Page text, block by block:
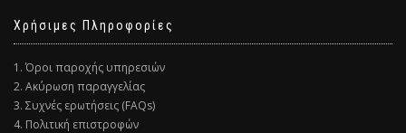
Χρήσιμες Πληροφορίες
1. Όροι παροχής υπηρεσιών
2. Ακύρωση παραγγελίας
3. Συχνές ερωτήσεις (FAQs)
4. Πολιτική επιστροφών